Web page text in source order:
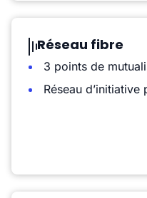
Réseau fibre
3 points de
Réseau d’initiative